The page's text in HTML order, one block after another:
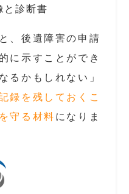
と診断書
、後遺障害の申請
に示すことができ
るかもしれない」
録を残しておくこ
守る材料 になりま